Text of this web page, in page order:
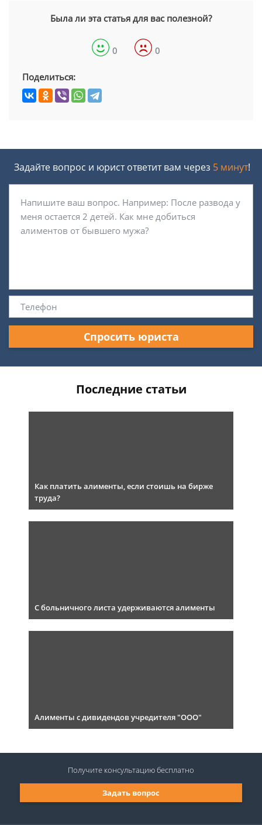
Была ли эта статья для вас полезной?
0 0
Поделиться:
Задайте вопрос и юрист ответит вам через 5 минут!
Спросить юриста
Последние статьи
Как платить алименты, если стоишь на бирже
труда?
С больничного листа удерживаются алименты
Алименты с дивидендов учредителя "ООО"
Задать вопрос
Получите консультациюбесплатно